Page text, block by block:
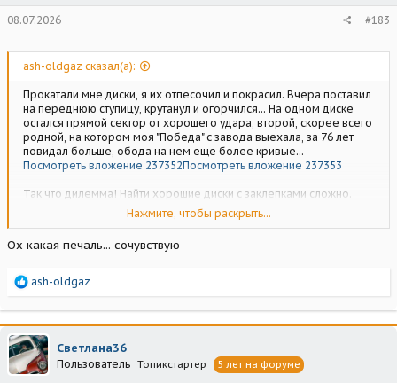
08.07.2026 #183
ash-oldgaz сказал(а):
Прокатали мне диски, я их отпесочил и покрасил. Вчера поставил
на переднюю ступицу, крутанул и огорчился... На одном диске
остался прямой сектор от хорошего удара, второй, скорее всего
родной, на котором моя "Победа" с завода выехала, за 76 лет
повидал больше, обода на нем еще более кривые...
Посмотреть вложение 237352Посмотреть вложение 237353
Так что дилемма! Найти хорошие диски с заклепками сложно.
Найти хороший ремонт дисков, где им вернут геометрию - еще
с заклепками, то искать запчастевые без заклепок или польские!
Нажмите, чтобы раскрыть...
Ох какая печаль... сочувствую
Р
а
к
ц
и
и
ash-oldgaz
Светлана36
Пользователь Топикстартер 5 лет на форуме